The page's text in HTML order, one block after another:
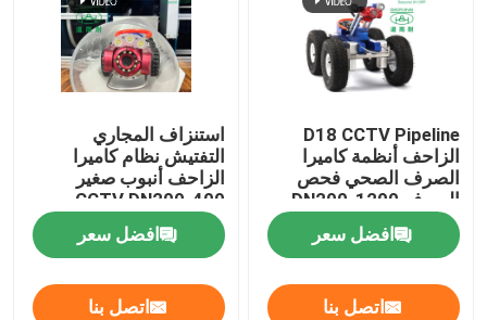
D18 CCTV Pipeline
الزاحف أنظمة كاميرا
الصرف الصحي فحص
الصرف DN200-1200
افضل سعر
اتصل بنا
استنزاف المجاري
التفتيش نظام كاميرا
الزاحف أنبوب صغير
CCTV DN200-400
افضل سعر
اتصل بنا